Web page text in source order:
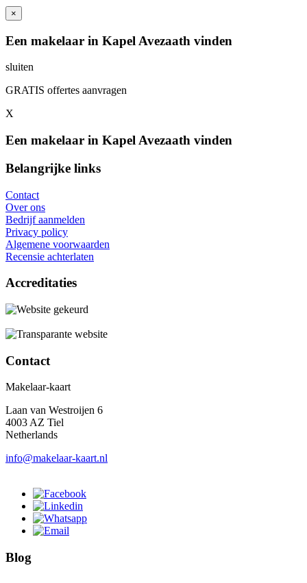
×
Een makelaar in Kapel Avezaath vinden
sluiten
GRATIS offertes aanvragen
X
Een makelaar in Kapel Avezaath vinden
Belangrijke links
Contact
Over ons
Bedrijf aanmelden
Privacy policy
Algemene voorwaarden
Recensie achterlaten
Accreditaties
Contact
Makelaar-kaart
Laan van Westroijen 6
4003 AZ Tiel
Netherlands
info@makelaar-kaart.nl
Blog